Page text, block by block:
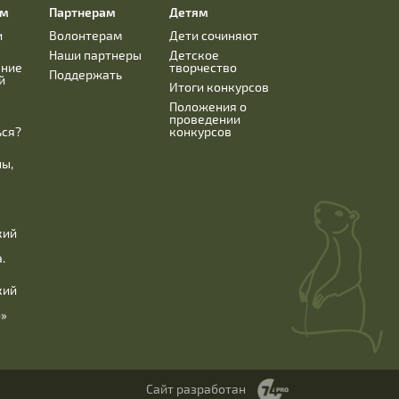
Партнерам
Волонтерам
Наши партнеры
Поддержать
Детям
Дети сочиняют
Детское
творчество
Итоги конкурсов
Положения о
проведении
конкурсов
Сайт разработан